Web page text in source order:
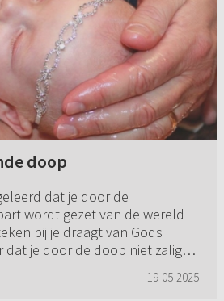
doop
dat je door de
wordt gezet van de wereld
bij je draagt van Gods
dat je door de doop niet zalig
19-05-2025